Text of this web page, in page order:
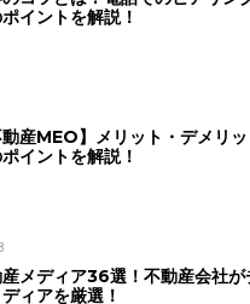
イントを解説！
動産MEO】メリット・デメリ
イントを解説！
メディア36選！不動産会社が
ィアを厳選！